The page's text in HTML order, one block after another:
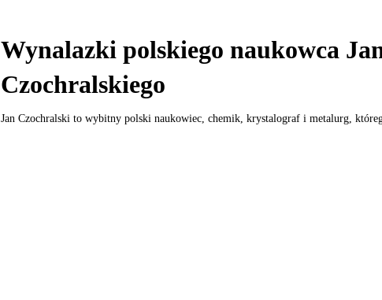
Wynalazki polskiego naukowca
Czochralskiego
Jan Czochralski to wybitny polski naukowiec, chemik, krystalograf i metalurg,